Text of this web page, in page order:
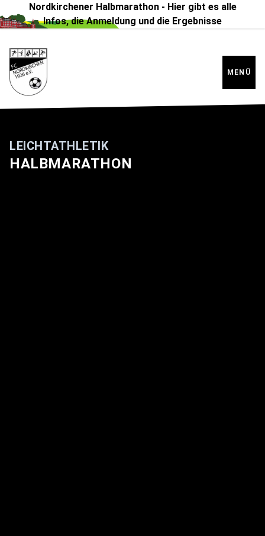
https://cdn-eu.usefathom.com/script.js
Nordkirchener Halbmarathon - Hier gibt es alle
Infos, die Anmeldung und die Ergebnisse
MENÜ
LEICHTATHLETIK
HALBMARATHON